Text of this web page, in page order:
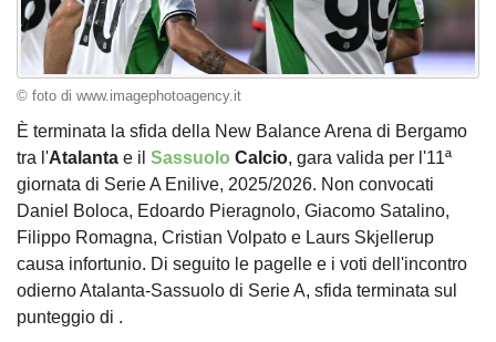
© foto di www.imagephotoagency.it
È terminata la sfida della New Balance Arena di Bergamo
tra l'Atalanta e il Sassuolo Calcio, gara valida per l'11ª
giornata di Serie A Enilive, 2025/2026. Non convocati
Daniel Boloca, Edoardo Pieragnolo, Giacomo Satalino,
Filippo Romagna, Cristian Volpato e Laurs Skjellerup
causa infortunio. Di seguito le pagelle e i voti dell'incontro
odierno Atalanta-Sassuolo di Serie A, sfida terminata sul
punteggio di .